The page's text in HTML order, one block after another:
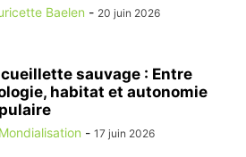
Baelen - 20 juin 2026
cueillette sauvage : Entre
habitat et autonomie
- 17 juin 2026